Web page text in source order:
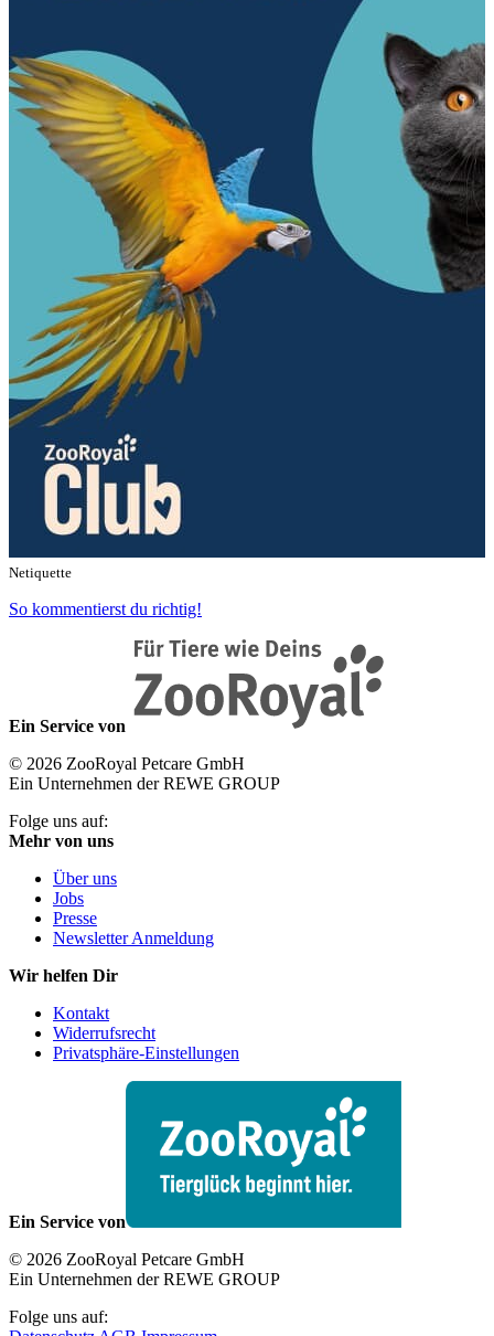
Netiquette
So kommentierst du richtig!
Ein Service von
© 2026 ZooRoyal Petcare GmbH
Ein Unternehmen der REWE GROUP
Folge uns auf:
Mehr von uns
Über uns
Jobs
Presse
Newsletter Anmeldung
Wir helfen Dir
Kontakt
Widerrufsrecht
Privatsphäre-Einstellungen
Ein Service von
© 2026 ZooRoyal Petcare GmbH
Ein Unternehmen der REWE GROUP
Folge uns auf: